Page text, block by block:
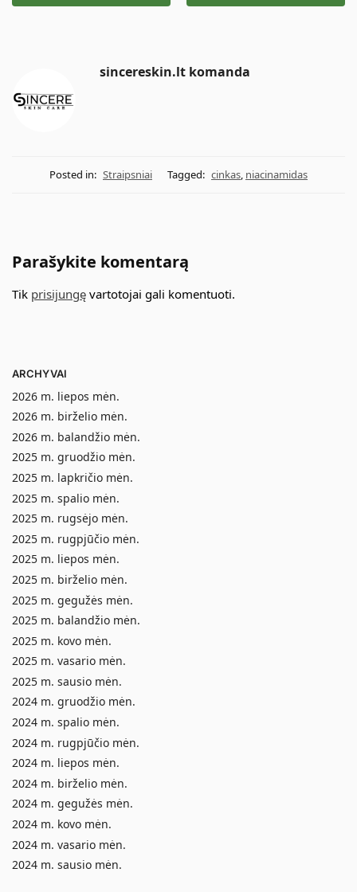
sincereskin.lt komanda
Posted in: Straipsniai Tagged: cinkas, niacinamidas
Parašykite komentarą
Tik prisijungę vartotojai gali komentuoti.
ARCHYVAI
2026 m. liepos mėn.
2026 m. birželio mėn.
2026 m. balandžio mėn.
2025 m. gruodžio mėn.
2025 m. lapkričio mėn.
2025 m. spalio mėn.
2025 m. rugsėjo mėn.
2025 m. rugpjūčio mėn.
2025 m. liepos mėn.
2025 m. birželio mėn.
2025 m. gegužės mėn.
2025 m. balandžio mėn.
2025 m. kovo mėn.
2025 m. vasario mėn.
2025 m. sausio mėn.
2024 m. gruodžio mėn.
2024 m. spalio mėn.
2024 m. rugpjūčio mėn.
2024 m. liepos mėn.
2024 m. birželio mėn.
2024 m. gegužės mėn.
2024 m. kovo mėn.
2024 m. vasario mėn.
2024 m. sausio mėn.